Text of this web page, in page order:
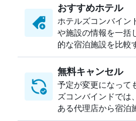
おすすめホテル
ホテルズコンバイン
や施設の情報を一括
的な宿泊施設を比較
無料キャンセル
予定が変更になって
ズコンバインドでは
ある代理店から宿泊